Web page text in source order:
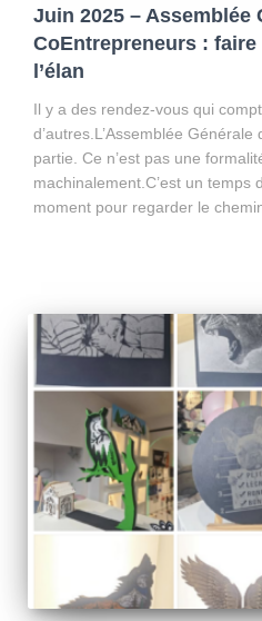
Juin 2025 – Assemblée
CoEntrepreneurs :
l’élan
Il y a des rendez-vous qui
d’autres.L’Assemblée
partie. Ce n’est pas une
machinalement.C’est un temps
moment pour regarder le